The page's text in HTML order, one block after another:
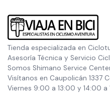
Tienda especializada en
Asesoría Técnica y Servicio
Somos Shimano Service
Visítanos en Caupolicán 1337
Viernes 9:00 a 13:00 y 14:00 a